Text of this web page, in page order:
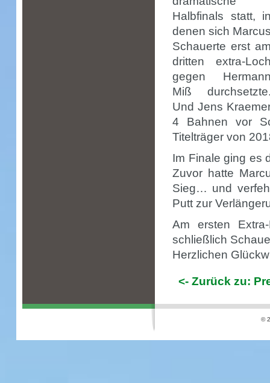
Halbfinals statt,
denen sich
Schauerte erst
dritten extra-
gegen
Miß
Und Jens
4 Bahnen vor
Titelträger von
Im Finale ging es
Zuvor hatte
Sieg… und
Putt zur
Am ersten
schließlich
Herzlichen
<- Zurück zu:
©